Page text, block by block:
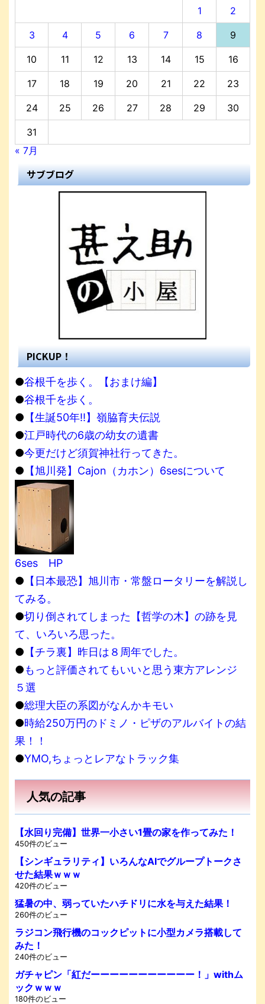
1 2
3 4 5 6 7 8 9
10 11 12 13 14 15 16
17 18 19 20 21 22 23
24 25 26 27 28 29 30
31
« 7月
サブブログ
PICKUP！
●谷根千を歩く。【おまけ編】
●谷根千を歩く。
● 【生誕50年!!】嶺脇育夫伝説
●江戸時代の6歳の幼女の遺書
●今更だけど須賀神社行ってきた。
● 【旭川発】Cajon（カホン）6sesについて
6ses HP
● 【日本最恐】旭川市・常盤ロータリーを解説し
てみる。
●切り倒されてしまった【哲学の木】の跡を見
て、いろいろ思った。
● 【チラ裏】昨日は８周年でした。
●もっと評価されてもいいと思う東方アレンジ
５選
●総理大臣の系図がなんかキモい
●時給250万円のドミノ・ピザのアルバイトの結
果！！
●YMO,ちょっとレアなトラック集
人気の記事
【水回り完備】世界一小さい1畳の家を作ってみた！
450件のビュー
【シンギュラリティ】いろんなAIでグループトークさ
せた結果ｗｗｗ
420件のビュー
猛暑の中、弱っていたハチドリに水を与えた結果！
260件のビュー
ラジコン飛行機のコックピットに小型カメラ搭載して
みた！
240件のビュー
ガチャピン「紅だーーーーーーーーーーー！」withム
ックｗｗｗ
180件のビュー